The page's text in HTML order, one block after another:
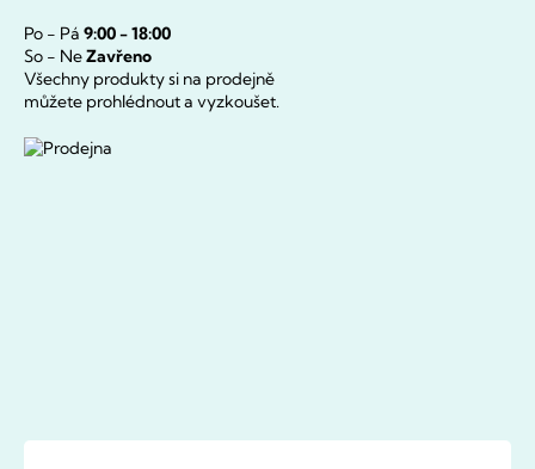
Po - Pá 9:00 - 18:00
So - NeZavřeno
Všechny produkty si na prodejně
můžete prohlédnout a vyzkoušet.